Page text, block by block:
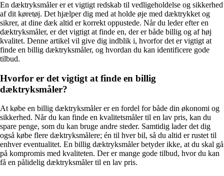
En dæktryksmåler er et vigtigt redskab til vedligeholdelse og sikkerhed
af dit køretøj. Det hjælper dig med at holde øje med dæktrykket og
sikrer, at dine dæk altid er korrekt oppustede. Når du leder efter en
dæktryksmåler, er det vigtigt at finde en, der er både billig og af høj
kvalitet. Denne artikel vil give dig indblik i, hvorfor det er vigtigt at
finde en billig dæktryksmåler, og hvordan du kan identificere gode
tilbud.
Hvorfor er det vigtigt at finde en billig
dæktryksmåler?
At købe en billig dæktryksmåler er en fordel for både din økonomi og
sikkerhed. Når du kan finde en kvalitetsmåler til en lav pris, kan du
spare penge, som du kan bruge andre steder. Samtidig lader det dig
også købe flere dæktryksmålere; én til hver bil, så du altid er rustet til
enhver eventualitet. En billig dæktryksmåler betyder ikke, at du skal gå
på kompromis med kvaliteten. Der er mange gode tilbud, hvor du kan
få en pålidelig dæktryksmåler til en lav pris.